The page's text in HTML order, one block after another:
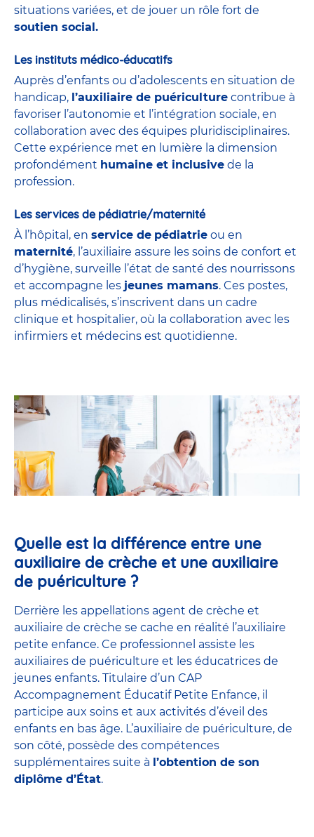
situations variées, et de jouer un rôle fort de
soutien social.
Les instituts médico-éducatifs
Auprès d’enfants ou d’adolescents en situation de
handicap, l’auxiliaire de puériculture contribue à
favoriser l’autonomie et l’intégration sociale, en
collaboration avec des équipes pluridisciplinaires.
Cette expérience met en lumière la dimension
profondément humaine et inclusive de la
profession.
Les services de pédiatrie/maternité
À l’hôpital, en service de pédiatrie ou en
maternité, l’auxiliaire assure les soins de confort et
d’hygiène, surveille l’état de santé des nourrissons
et accompagne les jeunes mamans. Ces postes,
plus médicalisés, s’inscrivent dans un cadre
clinique et hospitalier, où la collaboration avec les
infirmiers et médecins est quotidienne.
Quelle est la différence entre une
auxiliaire de crèche et une auxiliaire
de puériculture ?
Derrière les appellations agent de crèche et
auxiliaire de crèche se cache en réalité l’auxiliaire
petite enfance. Ce professionnel assiste les
auxiliaires de puériculture et les éducatrices de
jeunes enfants. Titulaire d’un CAP
Accompagnement Éducatif Petite Enfance, il
participe aux soins et aux activités d’éveil des
enfants en bas âge. L’auxiliaire de puériculture, de
son côté, possède des compétences
supplémentaires suite à l’obtention de son
diplôme d’État.